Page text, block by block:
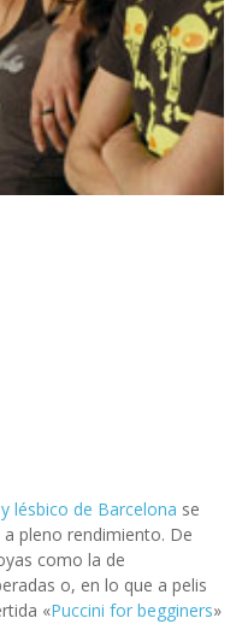
lésbico de Barcelona se
pleno rendimiento. De
como la de
o, en lo que a pelis
«Puccini for begginers»